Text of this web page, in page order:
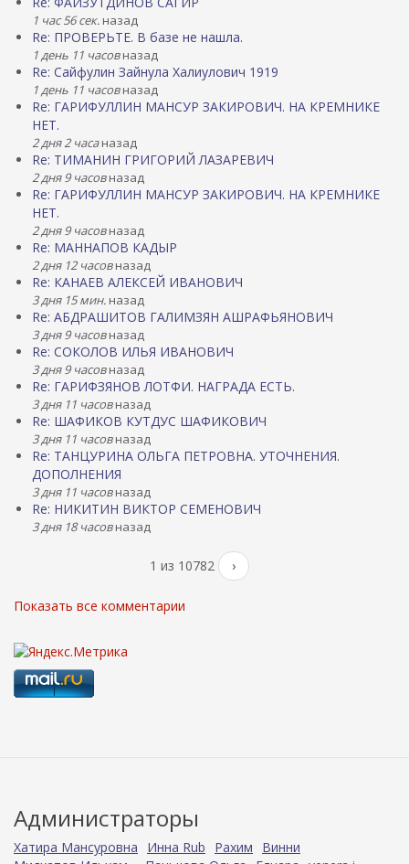
1 час 56 сек. назад
Re: ПРОВЕРЬТЕ. В базе не нашла.
1 день 11 часовназад
Re: Сайфулин Зайнула Халиулович 1919
1 день 11 часовназад
Re: ГАРИФУЛЛИН МАНСУР ЗАКИРОВИЧ. НА КРЕМНИКЕ
НЕТ.
2 дня 2 часаназад
Re: ТИМАНИН ГРИГОРИЙ ЛАЗАРЕВИЧ
2 дня 9 часовназад
Re: ГАРИФУЛЛИН МАНСУР ЗАКИРОВИЧ. НА КРЕМНИКЕ
НЕТ.
2 дня 9 часовназад
Re: МАННАПОВ КАДЫР
2 дня 12 часовназад
Re: КАНАЕВ АЛЕКСЕЙ ИВАНОВИЧ
3 дня 15 мин. назад
Re: АБДРАШИТОВ ГАЛИМЗЯН АШРАФЬЯНОВИЧ
3 дня 9 часовназад
Re: СОКОЛОВ ИЛЬЯ ИВАНОВИЧ
3 дня 9 часовназад
Re: ГАРИФЗЯНОВ ЛОТФИ. НАГРАДА ЕСТЬ.
3 дня 11 часовназад
Re: ШАФИКОВ КУТДУС ШАФИКОВИЧ
3 дня 11 часовназад
Re: ТАНЦУРИНА ОЛЬГА ПЕТРОВНА. УТОЧНЕНИЯ.
ДОПОЛНЕНИЯ
3 дня 11 часовназад
Re: НИКИТИН ВИКТОР СЕМЕНОВИЧ
3 дня 18 часовназад
1 из 10782 ›
Показать все комментарии
Администраторы
Хатира Мансуровна Инна Rub Рахим
Винни